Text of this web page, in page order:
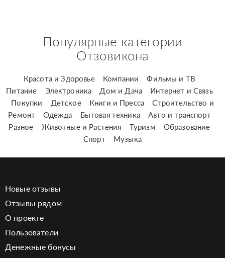
Популярные категории
Отзовикона
Красота и Здоровье Компании
Фильмы и ТВ
Питание
Электроника Дом и Дача
Интернет и Связь
Покупки
Детское Книги и Пресса
Строительство и
Ремонт
Одежда Бытовая техника
Авто и транспорт
Разное
Животные и Растения Туризм
Образование
Спорт
Музыка
Новые отзывы
Отзывы рядом
О проекте
Пользователи
Денежные бонусы